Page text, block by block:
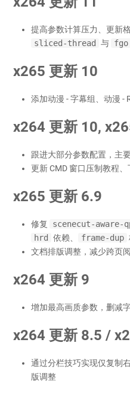
提高参数计算压力、更新
sliced-thread
与 fgo
x265 更新 10
添加动漫 - 字幕组、动漫 -
x264 更新 10,
跟进大部分参数配置，主
更新 CMD 窗口压制教程、
x265 更新 6.9
修复 scenecut-aware-
hrd
依赖、 frame-dup
文档排版调整，减少跨页
x264 更新 9
增加最高画质参数，删减
x264 更新 8.5 /
通过分栏技巧实现仅复制
版调整